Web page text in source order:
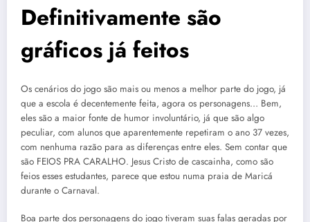
Definitivamente são
gráficos já feitos
Os cenários do jogo são mais ou menos a melhor parte do jogo, já
que a escola é decentemente feita, agora os personagens… Bem,
eles são a maior fonte de humor involuntário, já que são algo
peculiar, com alunos que aparentemente repetiram o ano 37 vezes,
com nenhuma razão para as diferenças entre eles. Sem contar que
são FEIOS PRA CARALHO. Jesus Cristo de cascainha, como são
feios esses estudantes, parece que estou numa praia de Maricá
durante o Carnaval.
Boa parte dos personagens do jogo tiveram suas falas geradas por